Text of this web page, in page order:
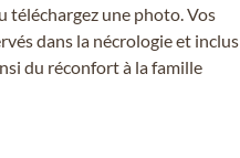
téléchargez une photo. Vos
dans la nécrologie et inclus
du réconfort à la famille